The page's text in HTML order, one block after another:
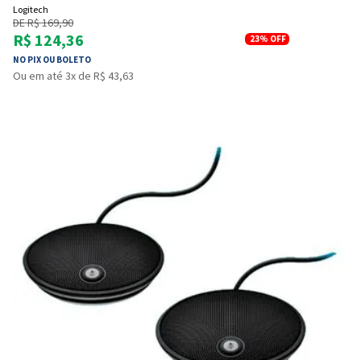
Logitech
DE R$ 169,90
R$ 124,36
NO PIX OU BOLETO
23% OFF
Ou em até 3x de R$ 43,63